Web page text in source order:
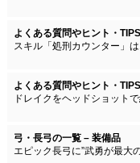
よくある質問やヒント・
スキル「処刑カウンター」
というかオーク同士の争い
よくある質問やヒント・
ドレイクをヘッドショット
ミングで撃ってます）とい
これが発生したゲームデー
もしかすると「タルゴロス
という状態も発生するかも
ヘッドショットとしてはカ
弓・長弓の一覧 – 装備品
エピック長弓に”武勇が最大